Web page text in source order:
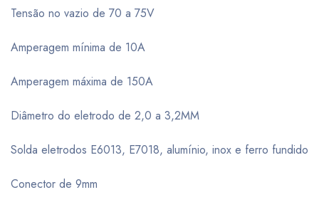
Tensão no vazio de 70 a 75V
Amperagem mínima de 10A
Amperagem máxima de 150A
Diâmetro do eletrodo de 2,0 a 3,2MM
Solda eletrodos E6013, E7018, alumínio, inox e ferro fundido
Conector de 9mm